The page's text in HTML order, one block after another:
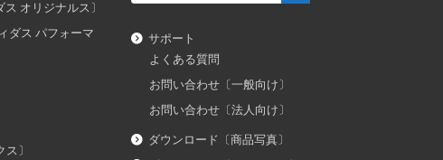
オリジナルス〕
ダス パフォーマ
〕
サポート
よくある質問
お問い合わせ〔一般向け〕
お問い合わせ〔法人向け〕
ダウンロード〔商品写真〕